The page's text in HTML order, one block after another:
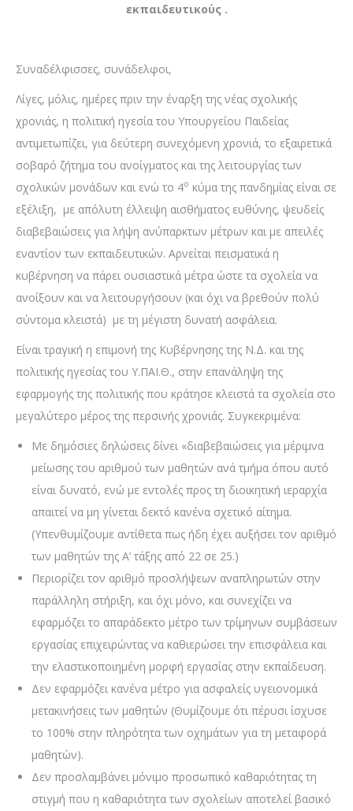
εκπαιδευτικούς .
Συναδέλφισσες, συνάδελφοι,
Λίγες, μόλις, ημέρες πριν την έναρξη της νέας σχολικής
χρονιάς, η πολιτική ηγεσία του Υπουργείου Παιδείας
αντιμετωπίζει, για δεύτερη συνεχόμενη χρονιά, το εξαιρετικά
σοβαρό ζήτημα του ανοίγματος και της λειτουργίας των
σχολικών μονάδων και ενώ το 4ο κύμα της πανδημίας είναι σε
εξέλιξη, με απόλυτη έλλειψη αισθήματος ευθύνης, ψευδείς
διαβεβαιώσεις για λήψη ανύπαρκτων μέτρων και με απειλές
εναντίον των εκπαιδευτικών. Αρνείται πεισματικά η
κυβέρνηση να πάρει ουσιαστικά μέτρα ώστε τα σχολεία να
ανοίξουν και να λειτουργήσουν (και όχι να βρεθούν πολύ
σύντομα κλειστά) με τη μέγιστη δυνατή ασφάλεια.
Είναι τραγική η επιμονή της Κυβέρνησης της Ν.Δ. και της
πολιτικής ηγεσίας του Υ.ΠΑΙ.Θ., στην επανάληψη της
εφαρμογής της πολιτικής που κράτησε κλειστά τα σχολεία στο
μεγαλύτερο μέρος της περσινής χρονιάς. Συγκεκριμένα:
Με δημόσιες δηλώσεις δίνει «διαβεβαιώσεις για μέριμνα
μείωσης του αριθμού των μαθητών ανά τμήμα όπου αυτό
είναι δυνατό, ενώ με εντολές προς τη διοικητική ιεραρχία
απαιτεί να μη γίνεται δεκτό κανένα σχετικό αίτημα.
(Υπενθυμίζουμε αντίθετα πως ήδη έχει αυξήσει τον αριθμό
των μαθητών της Α’ τάξης από 22 σε 25.)
Περιορίζει τον αριθμό προσλήψεων αναπληρωτών στην
παράλληλη στήριξη, και όχι μόνο, και συνεχίζει να
εφαρμόζει το απαράδεκτο μέτρο των τρίμηνων συμβάσεων
εργασίας επιχειρώντας να καθιερώσει την επισφάλεια και
την ελαστικοποιημένη μορφή εργασίας στην εκπαίδευση.
Δεν εφαρμόζει κανένα μέτρο για ασφαλείς υγειονομικά
μετακινήσεις των μαθητών (Θυμίζουμε ότι πέρυσι ίσχυσε
το 100% στην πληρότητα των οχημάτων για τη μεταφορά
μαθητών).
Δεν προσλαμβάνει μόνιμο προσωπικό καθαριότητας τη
στιγμή που η καθαριότητα των σχολείων αποτελεί βασικό